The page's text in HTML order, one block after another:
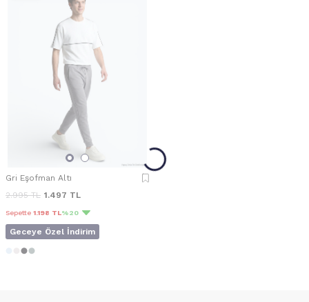
Gri Eşofman Altı
2.995TL 1.497 TL
Sepette 1.198 TL%20
Geceye Özel İndirim